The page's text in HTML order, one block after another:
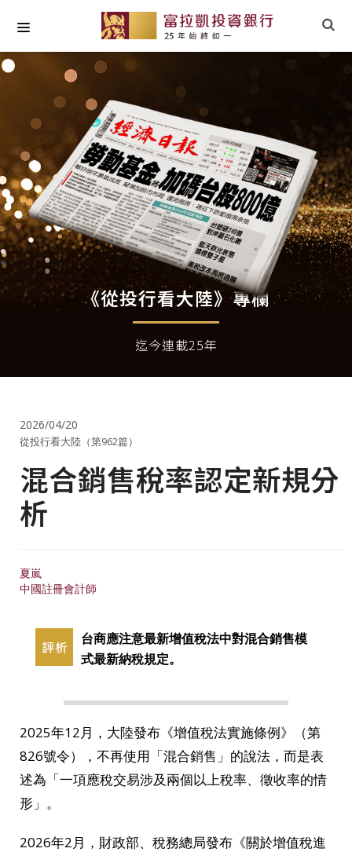
關於我們
最新專欄
小草文摘
專業研究
社會責任
《從投行看大陸》專欄
迄今連載25年
2026/04/20
從投行看大陸（第962篇）
混合銷售稅率認定新規分
析
夏嵐
中國註冊會計師
台商應注意最新增值稅法中對混合銷售模
式最新納稅規定。
2025年12月，大陸發布《增值稅法實施條例》（第
826號令），不再使用「混合銷售」的說法，而是表
述為「一項應稅交易涉及兩個以上稅率、徵收率的情
形」。
2026年2月，財政部、稅務總局發布《關於增值稅進